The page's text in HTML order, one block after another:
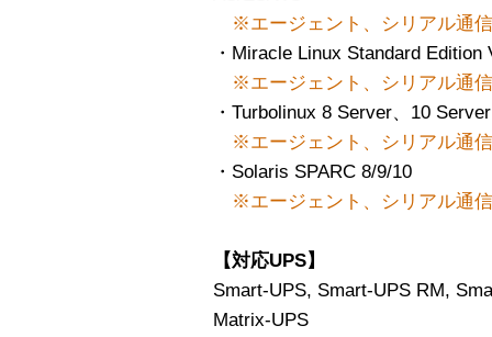
※エージェント、シリアル通
・Miracle Linux Standard Edition
※エージェント、シリアル通
・Turbolinux 8 Server、10 Server
※エージェント、シリアル通
・Solaris SPARC 8/9/10
※エージェント、シリアル通
【対応UPS】
Smart-UPS, Smart-UPS RM,
Matrix-UPS